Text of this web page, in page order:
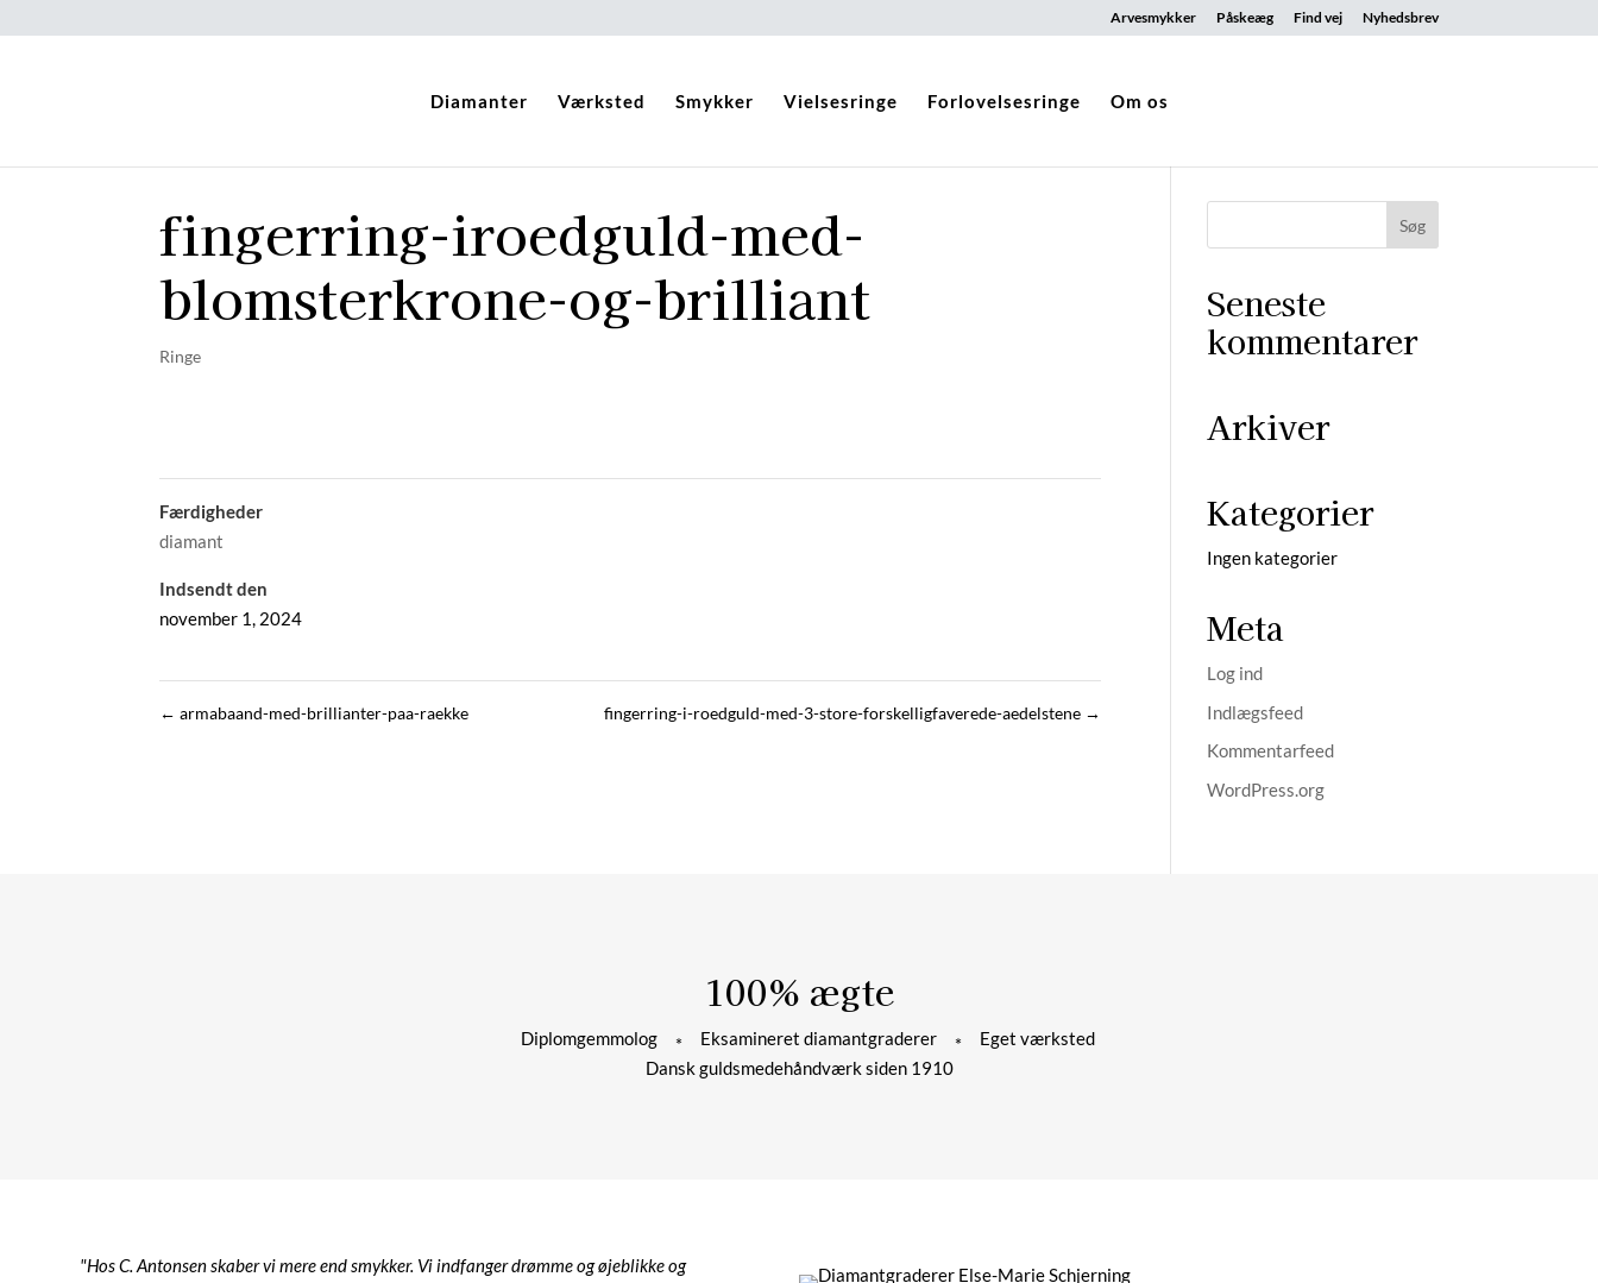
Arvesmykker Påskeæg Find vej Nyhedsbrev
Diamanter Værksted Smykker Vielsesringe Forlovelsesringe Om os
fingerring-iroedguld-med-
blomsterkrone-og-brilliant
Ringe
Færdigheder
diamant
Indsendt den
november 1, 2024
← armabaand-med-brillianter-paa-raekke fingerring-i-roedguld-med-3-store-forskelligfaverede-aedelstene →
Seneste
kommentarer
Arkiver
Kategorier
Ingen kategorier
Meta
Log ind
Indlægsfeed
Kommentarfeed
WordPress.org
100% ægte
Diplomgemmolog * Eksamineret diamantgraderer * Eget værksted
Dansk guldsmedehåndværk siden 1910
"Hos C. Antonsen skaber vi mere end smykker. Vi indfanger drømme og øjeblikke og